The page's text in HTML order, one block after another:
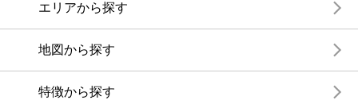
エリアから探す
地図から探す
特徴から探す